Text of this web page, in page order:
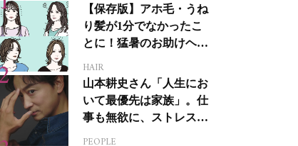
【保存版】アホ毛・うね
り髪が1分でなかったこ
とに！猛暑のお助けヘア
HAIR
山本耕史さん「人生にお
いて最優先は家族」。仕
事も無欲に、ストレスを
PEOPLE